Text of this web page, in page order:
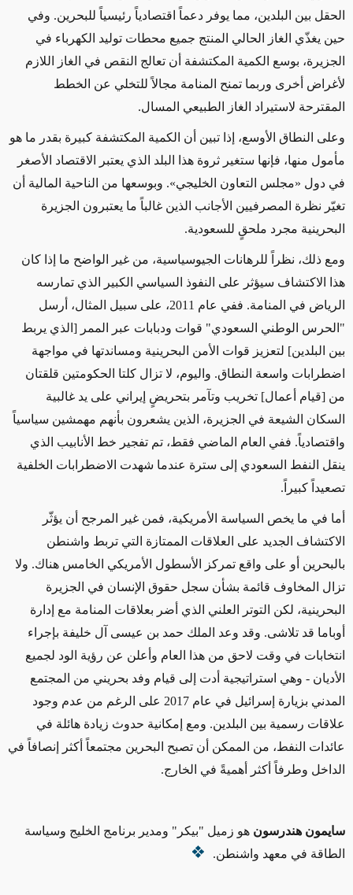
الحقل بين البلدين، مما يوفر دعماً اقتصادياً رئيسياً للبحرين. وفي
حين يغذّي الغاز الحالي المنتج جميع محطات توليد الكهرباء في
الجزيرة، بوسع الكمية المكتشفة أن تعالج النقص في الغاز اللازم
لأغراض أخرى وربما تمنح المنامة مجالاً للتخلي عن الخطط
المقترحة لاستيراد الغاز الطبيعي المسال.
وعلى النطاق الأوسع، إذا تبين أن الكمية المكتشفة كبيرة بقدر ما هو
مأمول منها، فإنها ستغير ثروة هذا البلد الذي يعتبر الاقتصاد الأصغر
في دول «مجلس التعاون الخليجي». وبوسعها من الناحية المالية أن
تغيّر نظرة المصرفيين الأجانب الذين غالباً ما يعتبرون الجزيرة
البحرينية مجرد ملحقٍ للسعودية.
ومع ذلك، نظراً للرهانات الجيوسياسية، من غير الواضح ما إذا كان
هذا الاكتشاف سيؤثر على النفوذ السياسي الكبير الذي تمارسه
الرياض في المنامة. ففي عام 2011، على سبيل المثال، أرسل
"الحرس الوطني السعودي" قوات ودبابات عبر الممر [الذي يربط
بين البلدين] لتعزيز قوات الأمن البحرينية ومساندتها في مواجهة
اضطرابات واسعة النطاق. واليوم، لا تزال كلتا الحكومتين قلقتان
من [قيام أعمال] تخريب وتآمر بتحريضٍ إيراني على يد غالبية
السكان الشيعة في الجزيرة، الذين يشعرون بأنهم مهمشين سياسياً
واقتصادياً. ففي العام الماضي فقط، تم تفجير خط الأنابيب الذي
ينقل النفط السعودي إلى سترة عندما شهدت الاضطرابات الخلفية
تصعيداً كبيراً.
أما في ما يخص السياسة الأمريكية، فمن غير المرجح أن يؤثّر
الاكتشاف الجديد على العلاقات الممتازة التي تربط واشنطن
بالبحرين أو على واقع تمركز الأسطول الأمريكي الخامس هناك. ولا
تزال المخاوف قائمة بشأن سجل حقوق الإنسان في الجزيرة
البحرينية، لكن التوتر العلني الذي أضر بعلاقات المنامة مع إدارة
أوباما قد تلاشى. وقد وعد الملك حمد بن عيسى آل خليفة بإجراء
انتخابات في وقت لاحق من هذا العام وأعلن عن رؤية الود لجميع
الأديان - وهي استراتيجية أدت إلى قيام وفد بحريني من المجتمع
المدني بزيارة إسرائيل في عام 2017 على الرغم من عدم وجود
علاقات رسمية بين البلدين. ومع إمكانية حدوث زيادة هائلة في
عائدات النفط، من الممكن أن تصبح البحرين مجتمعاً أكثر إنصافاً في
الداخل وطرفاً أكثر أهميةً في الخارج.
سايمون هندرسون هو زميل "بيكر" ومدير برنامج الخليج وسياسة
الطاقة في معهد واشنطن.